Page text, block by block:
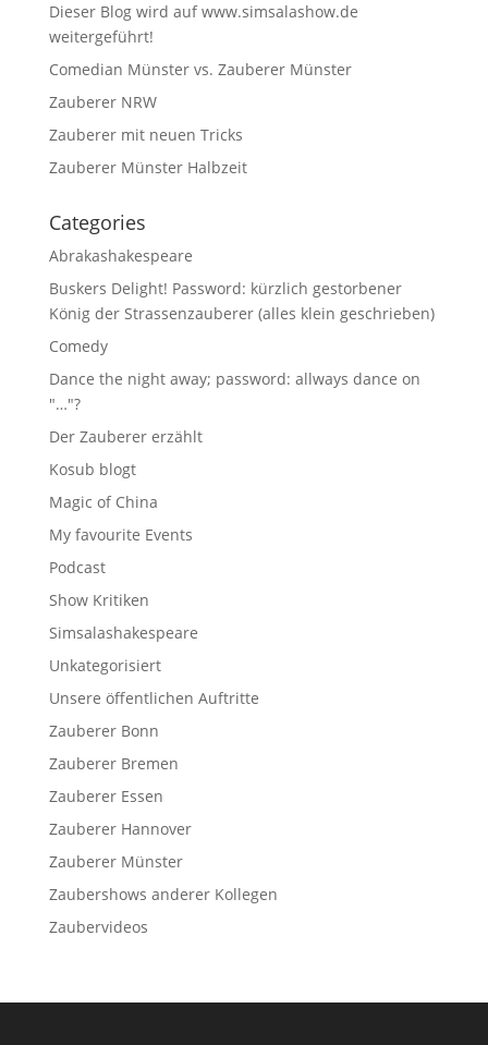
Dieser Blog wird auf www.simsalashow.de
weitergeführt!
Comedian Münster vs. Zauberer Münster
Zauberer NRW
Zauberer mit neuen Tricks
Zauberer Münster Halbzeit
Categories
Abrakashakespeare
Buskers Delight! Password: kürzlich gestorbener
König der Strassenzauberer (alles klein geschrieben)
Comedy
Dance the night away; password: allways dance on
"…"?
Der Zauberer erzählt
Kosub blogt
Magic of China
My favourite Events
Podcast
Show Kritiken
Simsalashakespeare
Unkategorisiert
Unsere öffentlichen Auftritte
Zauberer Bonn
Zauberer Bremen
Zauberer Essen
Zauberer Hannover
Zauberer Münster
Zaubershows anderer Kollegen
Zaubervideos